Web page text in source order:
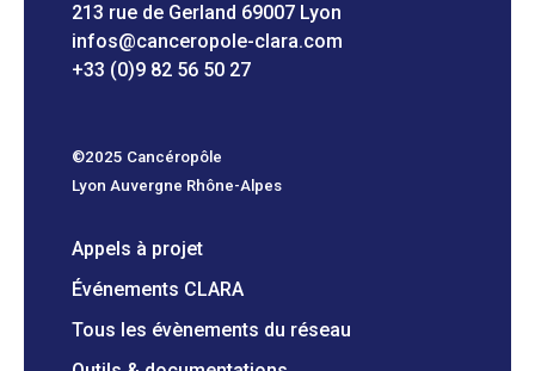
213 rue de Gerland 69007 Lyon
infos@canceropole-clara.com
+33 (0)9 82 56 50 27
©2025 Cancéropôle
Lyon Auvergne Rhône-Alpes
Appels à projet
Événements CLARA
Tous les évènements du réseau